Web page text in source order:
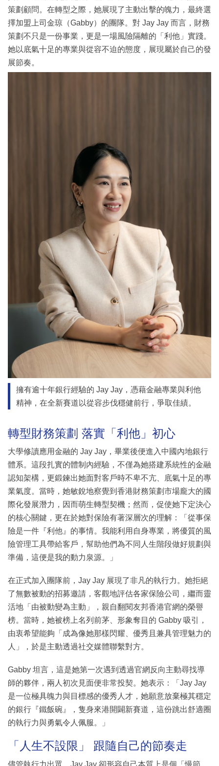
事
專
欄
策劃顧問。在轉型之際，她展現了主動出擊的魄力，最終選
擇加盟上司金琼（Gabby）的團隊。對 Jay Jay 而言，財務
策劃不只是一份事業，更是一場風險隔離的「利他」實踐。
她以底氣十足的專業與從容不迫的態度，展現屬於自己的發
展節奏。
擁有逾十年銀行經驗的 Jay Jay，憑藉金融專業與利他
精神，在全新賽道以從容步伐穩健前行，爭取佳績。
轉型財務策劃 落實「利他」初心
大學修讀應用金融的 Jay Jay，畢業後便進入中國內地銀行
體系。這段扎實的體制內經驗，不僅為她搭建系統性的金融
認知架構，更鍛鍊出她面對客戶時不卑不亢、底氣十足的專
業氣度。當時，她敏銳地察覺到香港財務策劃市場龐大的國
際化發展潛力，因而萌生轉型契機；然而，促使她下定決心
的核心關鍵，更在於她對保險有著深層次的理解：「從事保
險是一件『利他』的事情。我能利用自身專業，將優質的風
險管理工具帶給客戶，幫助他們為不同人生階段做好規劃與
準備，這便是我的動力泉源。」
在正式加入團隊前，Jay Jay 展現了非凡的執行力。她拒絕
了無數被動的招募邀請，客觀地評估各家保險公司，繼而靈
活地「由被動變為主動」，親自翻閱友邦香港官網的榮譽
榜。當時，她被榜上名列前茅、形象奪目的 Gabby 吸引，
由衷希望能夠「成為像她那樣閃耀、優秀且兼具管理魅力的
人」，於是主動透過社交媒體聯繫對方。
Gabby 坦言，這是她第一次遇到透過官網反向主動尋找導
師的夥伴，兩人初次見面便非常投契。她表示：「Jay Jay
是一位極具魄力與目標感的優秀人才，她願意放棄極其穩定
的銀行『鐵飯碗』，隻身來港開闢新賽道，這份跳出舒適圈
的執行力與勇氣令人佩服。」
「人生不設限」 跟隨自己的節奏走
儘管執行力出眾，Jay Jay 卻形容自己本質上是個「慢節